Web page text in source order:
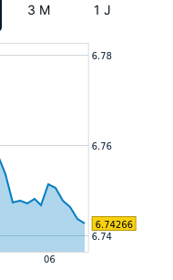
3 M 1 J